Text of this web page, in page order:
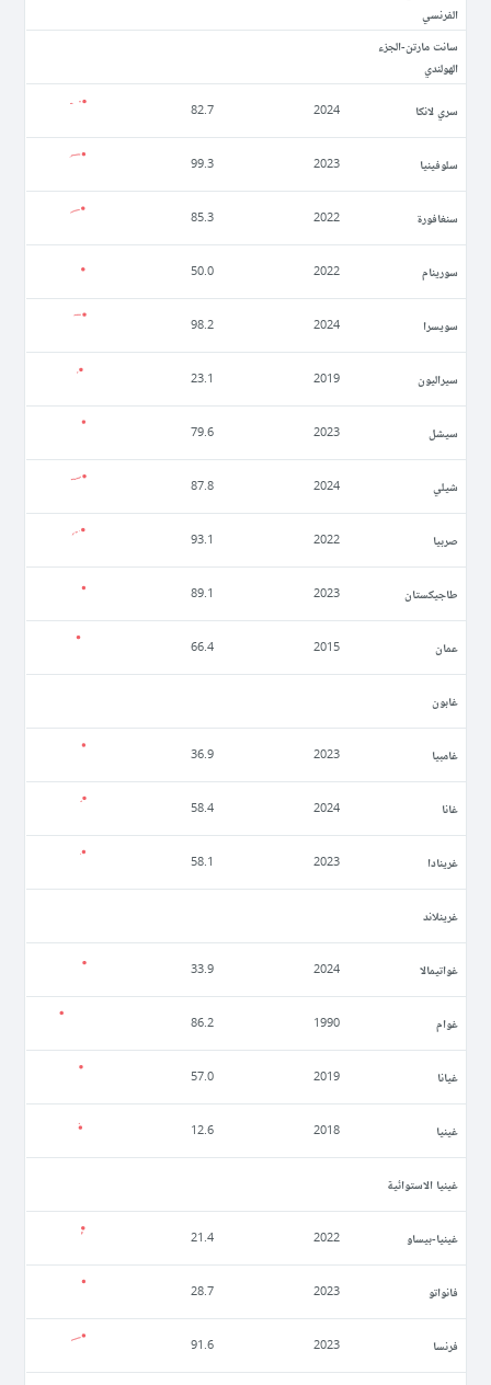
الفرنسي
سانت مارتن-الجزء
الهولندي
سري لانكا 2024
82.7
سلوفينيا 2023
99.3
سنغافورة 2022
85.3
سورينام 2022
50.0
سويسرا 2024
98.2
سيراليون 2019
23.1
سيشل 2023
79.6
شيلي 2024
87.8
صربيا 2022
93.1
طاجيكستان 2023
89.1
عمان 2015
66.4
غابون
غامبيا 2023
36.9
غانا 2024
58.4
غرينادا 2023
58.1
غرينلاند
غواتيمالا 2024
33.9
غوام 1990
86.2
غيانا 2019
57.0
غينيا 2018
12.6
غينيا الاستوائية
غينيا-بيساو 2022
21.4
فانواتو 2023
28.7
فرنسا 2023
91.6